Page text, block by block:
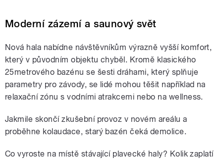
Moderní zázemí a saunový svět
Nová hala nabídne návštěvníkům výrazně vyšší komfort,
který v původním objektu chyběl. Kromě klasického
25metrového bazénu se šesti dráhami, který splňuje
parametry pro závody, se lidé mohou těšit například na
relaxační zónu s vodními atrakcemi nebo na wellness.
Jakmile skončí zkušební provoz v novém areálu a
proběhne kolaudace, starý bazén čeká demolice.
Co vyroste na místě stávající plavecké haly? Kolik zaplatí